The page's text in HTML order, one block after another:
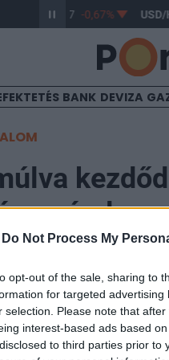
Do Not Process My
opt-out of the sale, sharing to
for targeted
selection. Please note that
interest-based ads based
to third parties prior
362,97 -0,67% USD/
BANK DEVIZA
Magyar
látva döntött úgy, hogy